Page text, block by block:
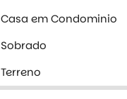
Casa em Condominio
Sobrado
Terreno